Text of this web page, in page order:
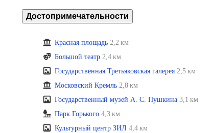
Достопримечательности
Красная площадь 2,2 км
Большой театр 2,4 км
Государственная Третьяковская галерея 2,5 км
Московский Кремль 2,8 км
Государственный музей А. С. Пушкина 3,1 км
Парк Горького 4,3 км
Культурный центр ЗИЛ 4,4 км